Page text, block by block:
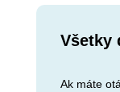
Všetky
Ak máte